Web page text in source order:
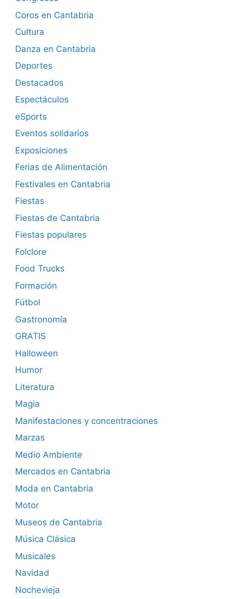
Coros en Cantabria
Cultura
Danza en Cantabria
Deportes
Destacados
Espectáculos
eSports
Eventos solidarios
Exposiciones
Ferias de Alimentación
Festivales en Cantabria
Fiestas
Fiestas de Cantabria
Fiestas populares
Folclore
Food Trucks
Formación
Fútbol
Gastronomía
GRATIS
Halloween
Humor
Literatura
Magia
Manifestaciones y concentraciones
Marzas
Medio Ambiente
Mercados en Cantabria
Moda en Cantabria
Motor
Museos de Cantabria
Música Clásica
Musicales
Navidad
Nochevieja